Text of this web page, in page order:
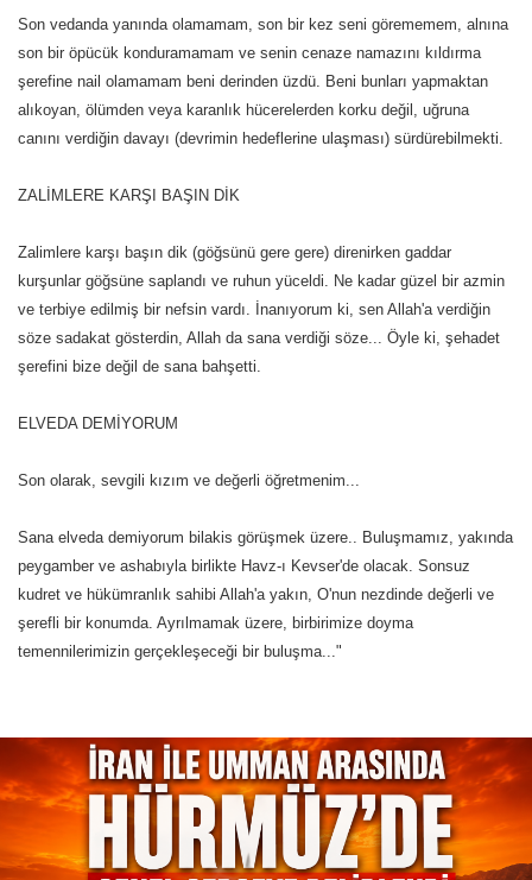
Son vedanda yanında olamamam, son bir kez seni görememem, alnına
son bir öpücük konduramamam ve senin cenaze namazını kıldırma
şerefine nail olamamam beni derinden üzdü. Beni bunları yapmaktan
alıkoyan, ölümden veya karanlık hücerelerden korku değil, uğruna
canını verdiğin davayı (devrimin hedeflerine ulaşması) sürdürebilmekti.
ZALİMLERE KARŞI BAŞIN DİK
Zalimlere karşı başın dik (göğsünü gere gere) direnirken gaddar
kurşunlar göğsüne saplandı ve ruhun yüceldi. Ne kadar güzel bir azmin
ve terbiye edilmiş bir nefsin vardı. İnanıyorum ki, sen Allah'a verdiğin
söze sadakat gösterdin, Allah da sana verdiği söze... Öyle ki, şehadet
şerefini bize değil de sana bahşetti.
ELVEDA DEMİYORUM
Son olarak, sevgili kızım ve değerli öğretmenim...
Sana elveda demiyorum bilakis görüşmek üzere.. Buluşmamız, yakında
peygamber ve ashabıyla birlikte Havz-ı Kevser'de olacak. Sonsuz
kudret ve hükümranlık sahibi Allah'a yakın, O'nun nezdinde değerli ve
şerefli bir konumda. Ayrılmamak üzere, birbirimize doyma
temennilerimizin gerçekleşeceği bir buluşma..."